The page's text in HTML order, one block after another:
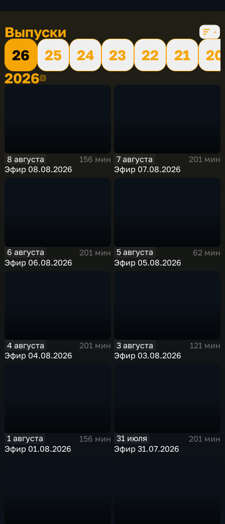
Выпуски
26
25 24 23 22 21
20
20262026
8 августа
156 мин
Эфир 08.08.2026
7 августа
201 мин
Эфир 07.08.2026
6 августа
201 мин
Эфир 06.08.2026
5 августа
62 мин
Эфир 05.08.2026
4 августа
201 мин
Эфир 04.08.2026
3 августа
121 мин
Эфир 03.08.2026
1 августа
156 мин
Эфир 01.08.2026
31 июля
201 мин
Эфир 31.07.2026